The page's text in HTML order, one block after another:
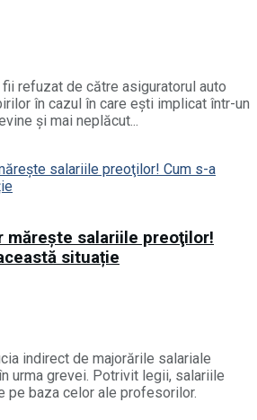
refuzat de către asiguratorul auto
în cazul în care ești implicat într-un
și mai neplăcut...
măreşte salariile preoţilor!
situație
indirect de majorările salariale
urma grevei. Potrivit legii, salariile
pe baza celor ale profesorilor.